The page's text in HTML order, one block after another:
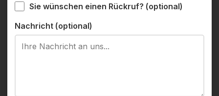
Sie wünschen einen Rückruf? (optional)
Nachricht (optional)